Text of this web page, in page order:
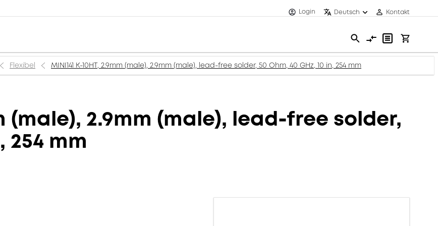
Login Deutsch Kontakt
Flexibel MINI141 K-10HT, 2.9mm (male), 2.9mm (male), lead-free solder, 50 Ohm, 40 GHz, 10 in, 254 mm
(male), 2.9mm (male), lead-free solder,
254 mm